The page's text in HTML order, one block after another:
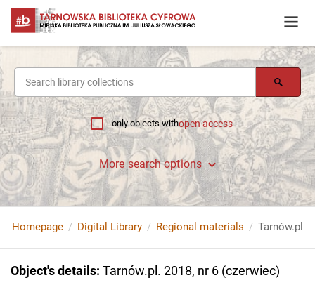
only objects withopen access
More search options
Homepage Digital Library Regional materials Tarnów.pl.
Object's details: Tarnów.pl. 2018, nr 6 (czerwiec)